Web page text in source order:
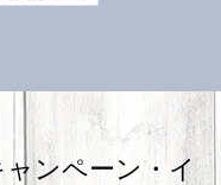
ンペーン・ イ